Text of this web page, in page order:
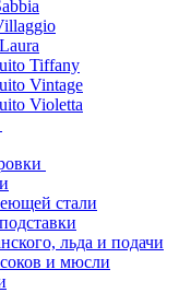
Tiffany
Vintage
Violetta
стали
льда и подачи
и мюсли